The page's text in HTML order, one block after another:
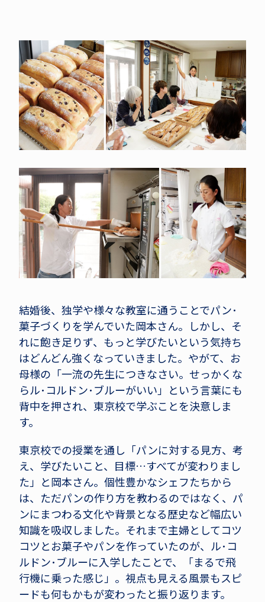
結婚後、独学や様々な教室に通うことでパン･
菓子づくりを学んでいた岡本さん。しかし、そ
れに飽き足りず、もっと学びたいという気持ち
はどんどん強くなっていきました。やがて、お
母様の「一流の先生につきなさい。せっかくな
らル･コルドン･ブルーがいい」という言葉にも
背中を押され、東京校で学ぶことを決意しま
す。
東京校での授業を通し「パンに対する見方、考
え、学びたいこと、目標…すべてが変わりまし
た」と岡本さん。個性豊かなシェフたちから
は、ただパンの作り方を教わるのではなく、パ
ンにまつわる文化や背景となる歴史など幅広い
知識を吸収しました。それまで主婦としてコツ
コツとお菓子やパンを作っていたのが、ル･コ
ルドン･ブルーに入学したことで、「まるで飛
行機に乗った感じ」。視点も見える風景もスピ
ードも何もかもが変わったと振り返ります。